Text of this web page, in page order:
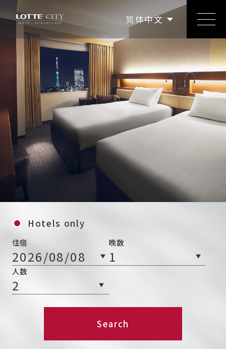
简体中文
日本語
English
한국어
繁體中文
Hotels only
住宿 晚数
人数
Search